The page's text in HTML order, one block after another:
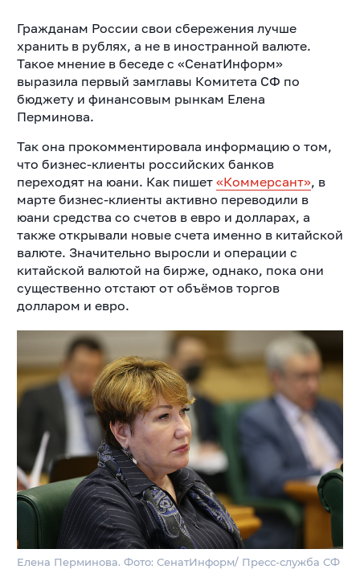
Гражданам России свои сбережения лучше
хранить в рублях, а не в иностранной валюте.
Такое мнение в беседе с «СенатИнформ»
выразила первый замглавы Комитета СФ по
бюджету и финансовым рынкам Елена
Перминова.
Так она прокомментировала информацию о том,
что бизнес-клиенты российских банков
переходят на юани. Как пишет «Коммерсант», в
марте бизнес-клиенты активно переводили в
юани средства со счетов в евро и долларах, а
также открывали новые счета именно в китайской
валюте. Значительно выросли и операции с
китайской валютой на бирже, однако, пока они
существенно отстают от объёмов торгов
долларом и евро.
Елена Перминова. Фото: СенатИнформ/ Пресс-служба СФ